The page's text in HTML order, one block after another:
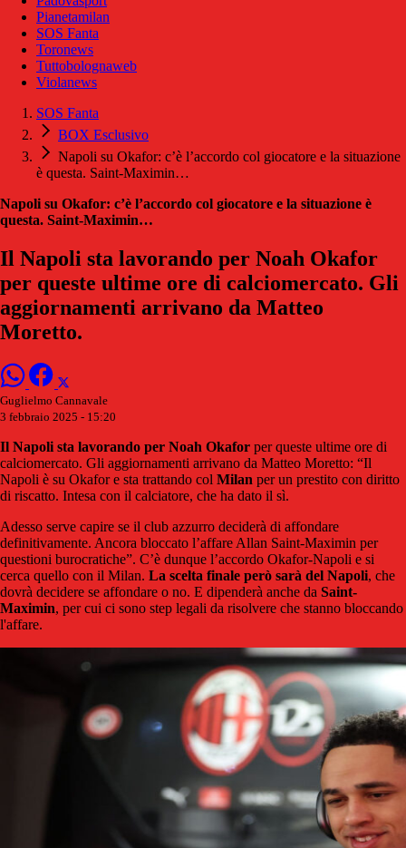
Pianetamilan
SOS Fanta
Toronews
Tuttobolognaweb
Violanews
SOS Fanta
BOX Esclusivo
Napoli su Okafor: c’è l’accordo col giocatore e la situazione
è questa. Saint-Maximin…
Napoli su Okafor: c’è l’accordo col giocatore e la situazione è
questa. Saint-Maximin…
Il Napoli sta lavorando per Noah Okafor
per queste ultime ore di calciomercato. Gli
aggiornamenti arrivano da Matteo
Moretto.
Guglielmo Cannavale
3 febbraio 2025 - 15:20
Il Napoli sta lavorando per Noah Okafor per queste ultime ore di
calciomercato. Gli aggiornamenti arrivano da Matteo Moretto: “Il
Napoli è su Okafor e sta trattando col Milan per un prestito con diritto
di riscatto. Intesa con il calciatore, che ha dato il sì.
Adesso serve capire se il club azzurro deciderà di affondare
definitivamente. Ancora bloccato l’affare Allan Saint-Maximin per
questioni burocratiche”. C’è dunque l’accordo Okafor-Napoli e si
cerca quello con il Milan. La scelta finale però sarà del Napoli, che
dovrà decidere se affondare o no. E dipenderà anche da Saint-
Maximin, per cui ci sono step legali da risolvere che stanno bloccando
l'affare.